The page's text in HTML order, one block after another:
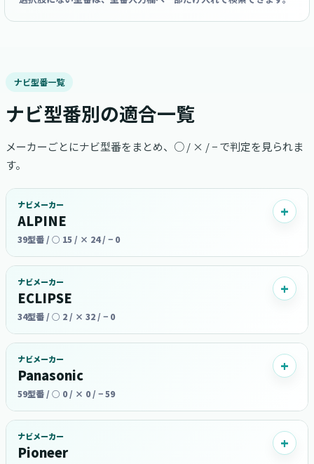
ナビ型番一覧
ナビ型番別の適合一覧
メーカーごとにナビ型番をまとめ、○ / × / − で判定を見られま
す。
ナビメーカー
ALPINE
39型番 / ○ 15 / × 24 / − 0
ナビメーカー
ECLIPSE
34型番 / ○ 2 / × 32 / − 0
ナビメーカー
Panasonic
59型番 / ○ 0 / × 0 / − 59
ナビメーカー
Pioneer